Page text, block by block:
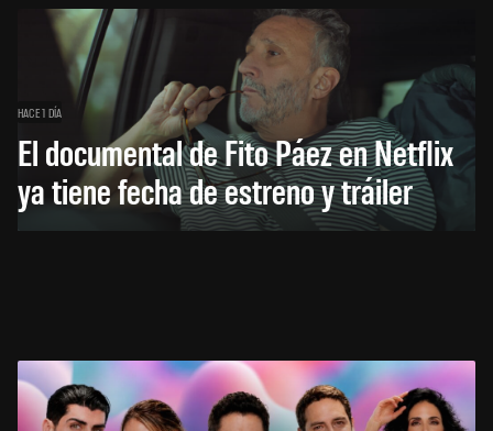
HACE 1 DÍA
El documental de Fito Páez en Netflix
ya tiene fecha de estreno y tráiler